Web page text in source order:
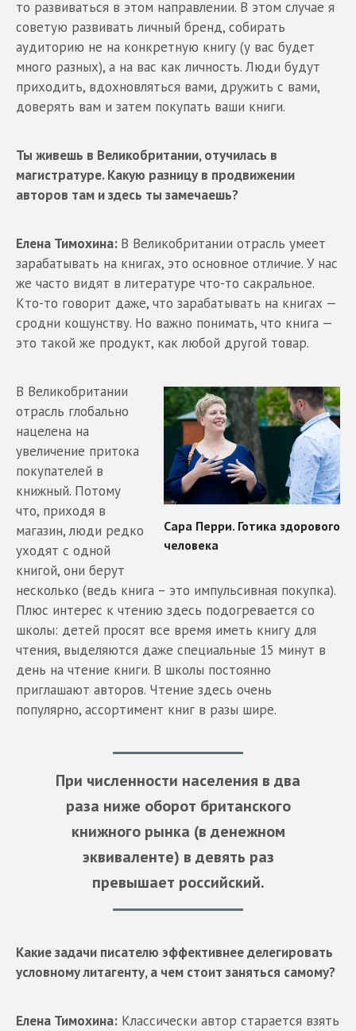
то развиваться в этом направлении. В этом случае я
советую развивать личный бренд, собирать
аудиторию не на конкретную книгу (у вас будет
много разных), а на вас как личность. Люди будут
приходить, вдохновляться вами, дружить с вами,
доверять вам и затем покупать ваши книги.
Ты живешь в Великобритании, отучилась в
магистратуре. Какую разницу в продвижении
авторов там и здесь ты замечаешь?
Елена Тимохина: В Великобритании отрасль умеет
зарабатывать на книгах, это основное отличие. У нас
же часто видят в литературе что-то сакральное.
Кто-то говорит даже, что зарабатывать на книгах —
сродни кощунству. Но важно понимать, что книга —
это такой же продукт, как любой другой товар.
В Великобритании
отрасль глобально
нацелена на
увеличение притока
покупателей в
книжный. Потому
что, приходя в
магазин, люди редко
уходят с одной
книгой, они берут
несколько (ведь книга – это импульсивная покупка).
Плюс интерес к чтению здесь подогревается со
школы: детей просят все время иметь книгу для
чтения, выделяются даже специальные 15 минут в
день на чтение книги. В школы постоянно
приглашают авторов. Чтение здесь очень
популярно, ассортимент книг в разы шире.
При численности населения в два
раза ниже оборот британского
книжного рынка (в денежном
эквиваленте) в девять раз
превышает российский.
Какие задачи писателю эффективнее делегировать
условному литагенту, а чем стоит заняться самому?
Елена Тимохина: Классически автор старается взять